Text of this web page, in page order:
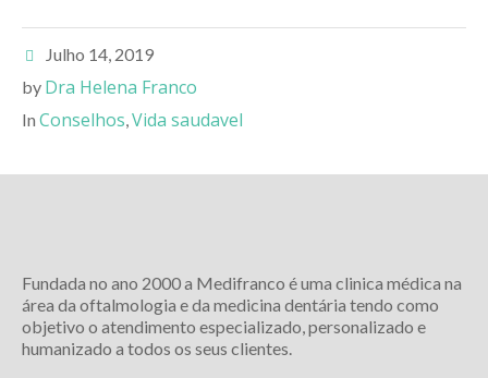
Julho 14, 2019
by Dra Helena Franco
In Conselhos Vida saudavel
Fundada no ano 2000 a Medifranco é uma clinica médica na
área da oftalmologia e da medicina dentária tendo como
objetivo o atendimento especializado, personalizado e
humanizado a todos os seus clientes.